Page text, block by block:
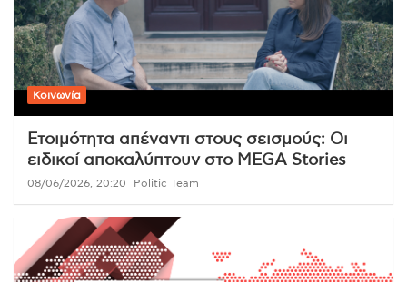
Κοινωνία
Ετοιμότητα απέναντι στους σεισμούς: Οι
ειδικοί αποκαλύπτουν στο MEGA Stories
08/06/2026, 20:20 Politic Team